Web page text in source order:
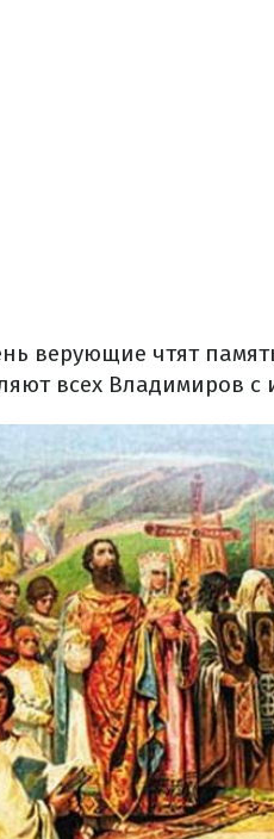
верующие чтят
всех Владимиров с